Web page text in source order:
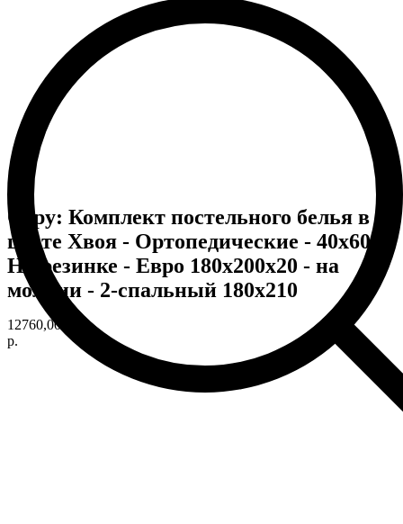
Copy: Комплект постельного белья в
цвете Хвоя - Ортопедические - 40х60 -
На резинке - Евро 180х200х20 - на
молнии - 2-спальный 180х210
12760,00
р.